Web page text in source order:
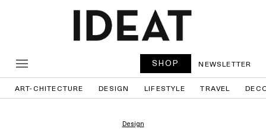
SHOP NEWSLETTER
ART-CHITECTURE DESIGN LIFESTYLE TRAVEL
Design